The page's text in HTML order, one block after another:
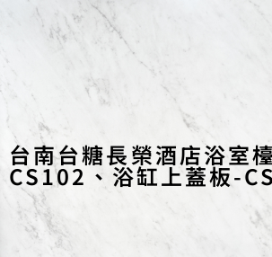
台南台糖長榮酒店浴室
CS102、浴缸上蓋板-